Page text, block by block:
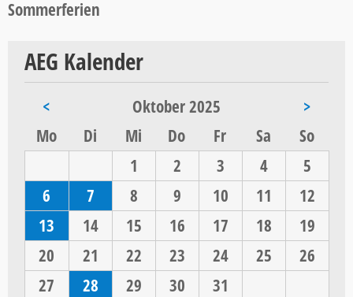
Sommerferien
AEG Kalender
< Oktober 2025
>
MontagDienstag
Mittwoch
Donnerstag
FreitagSamstag
Sonntag
1
2 3 4
5
6
7 8 9 10 11
12
13
14 15 16 17 18
19
20
21 22 23 24 25
26
27
28 29 30 31